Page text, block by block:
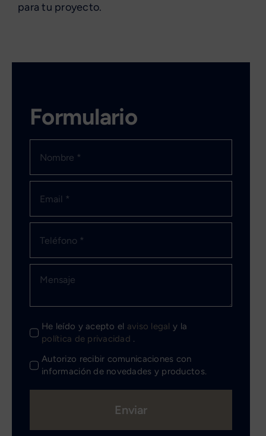
para tu proyecto.
Formulario
He leído y acepto el aviso legal y la
política de privacidad .
Autorizo recibir comunicaciones con
información de novedades y productos.
Enviar